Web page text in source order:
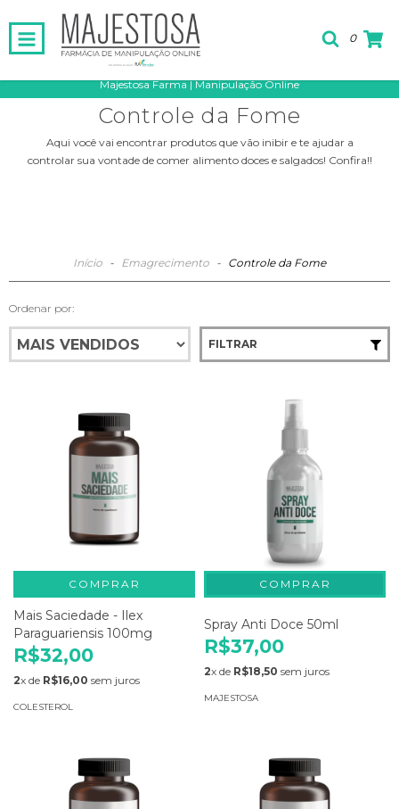
0
Majestosa Farma | Manipulação Online
Controle da Fome
Aqui você vai encontrar produtos que vão inibir e te ajudar a
controlar sua vontade de comer alimento doces e salgados! Confira!!
Início - Emagrecimento - Controle da Fome
Ordenar por:
FILTRAR
COMPRAR
Mais Saciedade - Ilex
Paraguariensis 100mg
R$32,00
2x de R$16,00 sem juros
COLESTEROL
Spray Anti Doce 50ml
R$37,00
2x de R$18,50 sem juros
MAJESTOSA